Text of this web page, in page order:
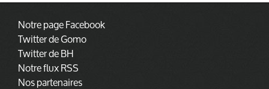
Notre page Facebook
Twitter de Gomo
Twitter de BH
Notre flux RSS
Nos partenaires